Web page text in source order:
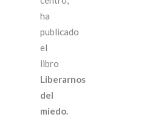
ha
publicado
el
libro
Liberarnos
del
miedo.